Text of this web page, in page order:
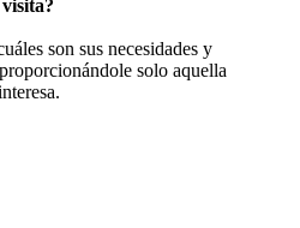
son sus necesidades y
solo aquella